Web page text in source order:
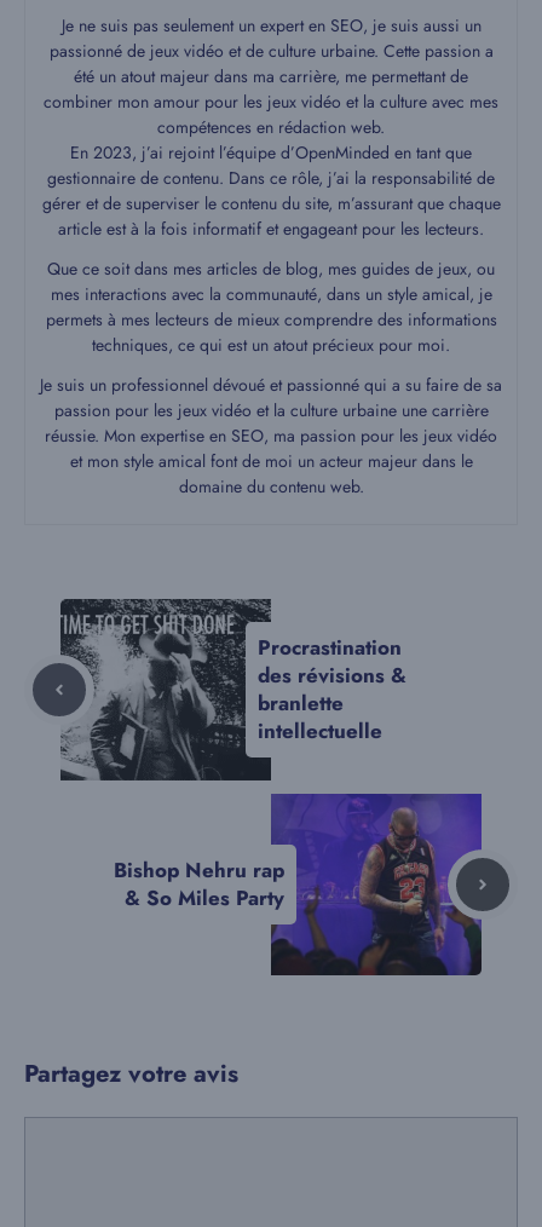
Je ne suis pas seulement un expert en SEO, je suis aussi un
passionné de jeux vidéo et de culture urbaine. Cette passion a
été un atout majeur dans ma carrière, me permettant de
combiner mon amour pour les jeux vidéo et la culture avec mes
compétences en rédaction web.
En 2023, j’ai rejoint l’équipe d’OpenMinded en tant que
gestionnaire de contenu. Dans ce rôle, j’ai la responsabilité de
gérer et de superviser le contenu du site, m’assurant que chaque
article est à la fois informatif et engageant pour les lecteurs.
Que ce soit dans mes articles de blog, mes guides de jeux, ou
mes interactions avec la communauté, dans un style amical, je
permets à mes lecteurs de mieux comprendre des informations
techniques, ce qui est un atout précieux pour moi.
Je suis un professionnel dévoué et passionné qui a su faire de sa
passion pour les jeux vidéo et la culture urbaine une carrière
réussie. Mon expertise en SEO, ma passion pour les jeux vidéo
et mon style amical font de moi un acteur majeur dans le
domaine du contenu web.
Procrastination
des révisions &
branlette
intellectuelle
Bishop Nehru rap
& So Miles Party
Partagez votre avis